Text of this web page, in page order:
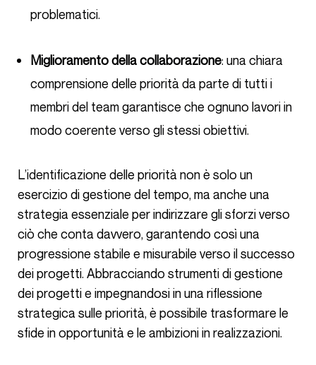
problematici.
Miglioramento della collaborazione: una chiara
comprensione delle priorità da parte di tutti i
membri del team garantisce che ognuno lavori in
modo coerente verso gli stessi obiettivi.
L’identificazione delle priorità non è solo un
esercizio di gestione del tempo, ma anche una
strategia essenziale per indirizzare gli sforzi verso
ciò che conta davvero, garantendo così una
progressione stabile e misurabile verso il successo
dei progetti. Abbracciando strumenti di gestione
dei progetti e impegnandosi in una riflessione
strategica sulle priorità, è possibile trasformare le
sfide in opportunità e le ambizioni in realizzazioni.